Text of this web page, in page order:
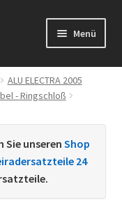
Menü
ALU ELECTRA 2005
- Ringschloß
Sie unseren Shop
24